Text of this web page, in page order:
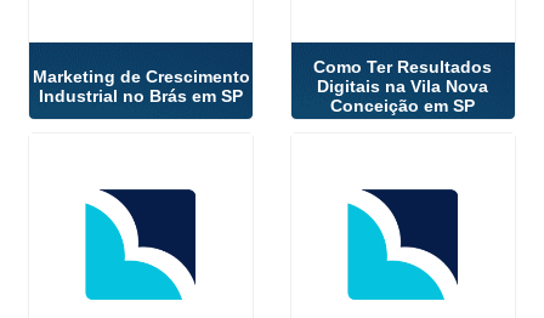
Marketing de Crescimento
Industrial no Brás em SP
Como Ter Resultados
Digitais na Vila Nova
Conceição em SP